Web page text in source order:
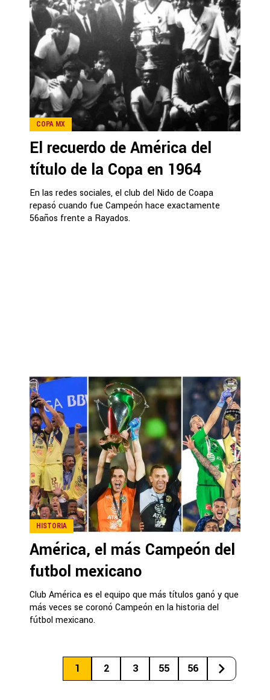
COPA MX
El recuerdo de América del
título de la Copa en 1964
En las redes sociales, el club del Nido de Coapa
repasó cuando fue Campeón hace exactamente
56años frente a Rayados.
HISTORIA
América, el más Campeón del
futbol mexicano
Club América es el equipo que más títulos ganó y que
más veces se coronó Campeón en la historia del
fútbol mexicano.
1 2 3 55 56